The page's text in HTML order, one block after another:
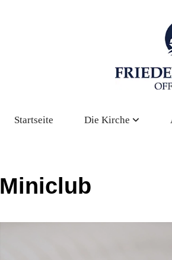
Startseite Die Kirche
Miniclub